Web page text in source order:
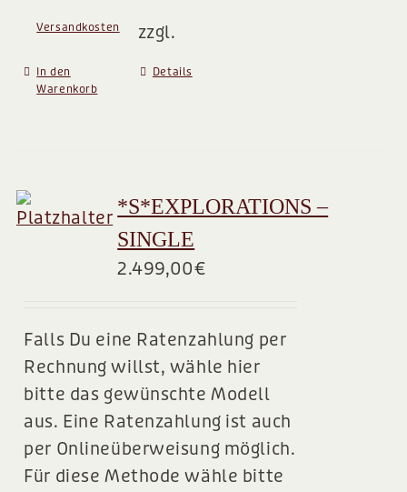
zzgl.
Versandkosten
In den
Warenkorb
Details
*S*EXPLORATIONS –
SINGLE
2.499,00€
Falls Du eine Ratenzahlung per
Rechnung willst, wähle hier
bitte das gewünschte Modell
aus. Eine Ratenzahlung ist auch
per Onlineüberweisung möglich.
Für diese Methode wähle bitte